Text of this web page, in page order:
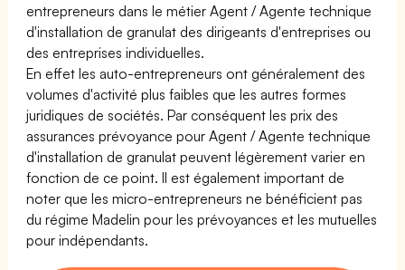
entrepreneurs dans le métier Agent / Agente technique
d'installation de granulat des dirigeants d'entreprises ou
des entreprises individuelles.
En effet les auto-entrepreneurs ont généralement des
volumes d'activité plus faibles que les autres formes
juridiques de sociétés. Par conséquent les prix des
assurances prévoyance pour Agent / Agente technique
d'installation de granulat peuvent légèrement varier en
fonction de ce point. Il est également important de
noter que les micro-entrepreneurs ne bénéficient pas
du régime Madelin pour les prévoyances et les mutuelles
pour indépendants.